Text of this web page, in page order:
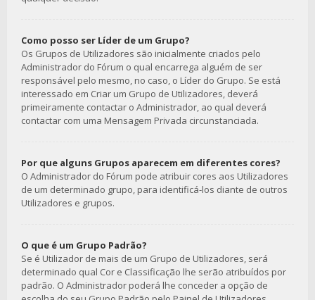
Como posso ser Líder de um Grupo?
Os Grupos de Utilizadores são inicialmente criados pelo
Administrador do Fórum o qual encarrega alguém de ser
responsável pelo mesmo, no caso, o Líder do Grupo. Se está
interessado em Criar um Grupo de Utilizadores, deverá
primeiramente contactar o Administrador, ao qual deverá
contactar com uma Mensagem Privada circunstanciada.
Por que alguns Grupos aparecem em diferentes cores?
O Administrador do Fórum pode atribuir cores aos Utilizadores
de um determinado grupo, para identificá-los diante de outros
Utilizadores e grupos.
O que é um Grupo Padrão?
Se é Utilizador de mais de um Grupo de Utilizadores, será
determinado qual Cor e Classificação lhe serão atribuídos por
padrão. O Administrador poderá lhe conceder a opção de